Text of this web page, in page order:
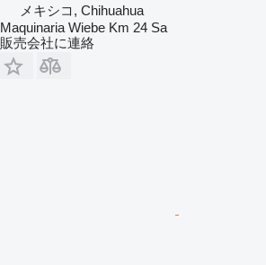
メキシコ, Chihuahua
Maquinaria Wiebe Km 24 Sa
販売会社に連絡